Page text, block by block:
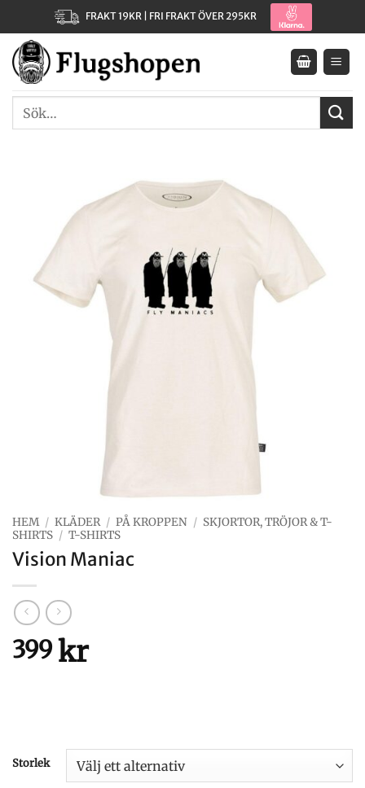
to
content
FRAKT 19KR | FRI FRAKT ÖVER 295KR
HEM / KLÄDER / PÅ KROPPEN / SKJORTOR, TRÖJOR & T-
SHIRTS / T-SHIRTS
Vision Maniac
399kr
Storlek